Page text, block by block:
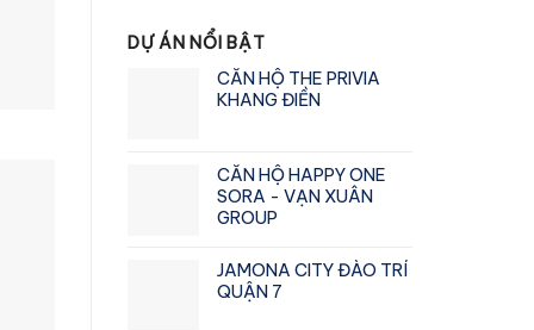
DỰ ÁN NỔI BẬT
CĂN HỘ THE PRIVIA
KHANG ĐIỀN
CĂN HỘ HAPPY ONE
SORA - VẠN XUÂN
GROUP
gốc
là:
hiện
tại
JAMONA CITY ĐÀO TRÍ
QUẬN 7